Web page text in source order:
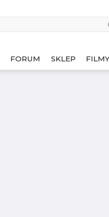
FORUM SKLEP FILMY